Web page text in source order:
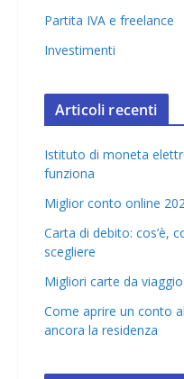
Partita IVA e freelance
Investimenti
Articoli recenti
Istituto di moneta
funziona
Miglior conto online
Carta di debito: cos’è,
scegliere
Migliori carte da
Come aprire un conto
ancora la residenza